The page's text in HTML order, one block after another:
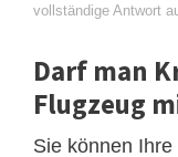
vollständige Antwort
Darf man
Flugzeug
Sie können